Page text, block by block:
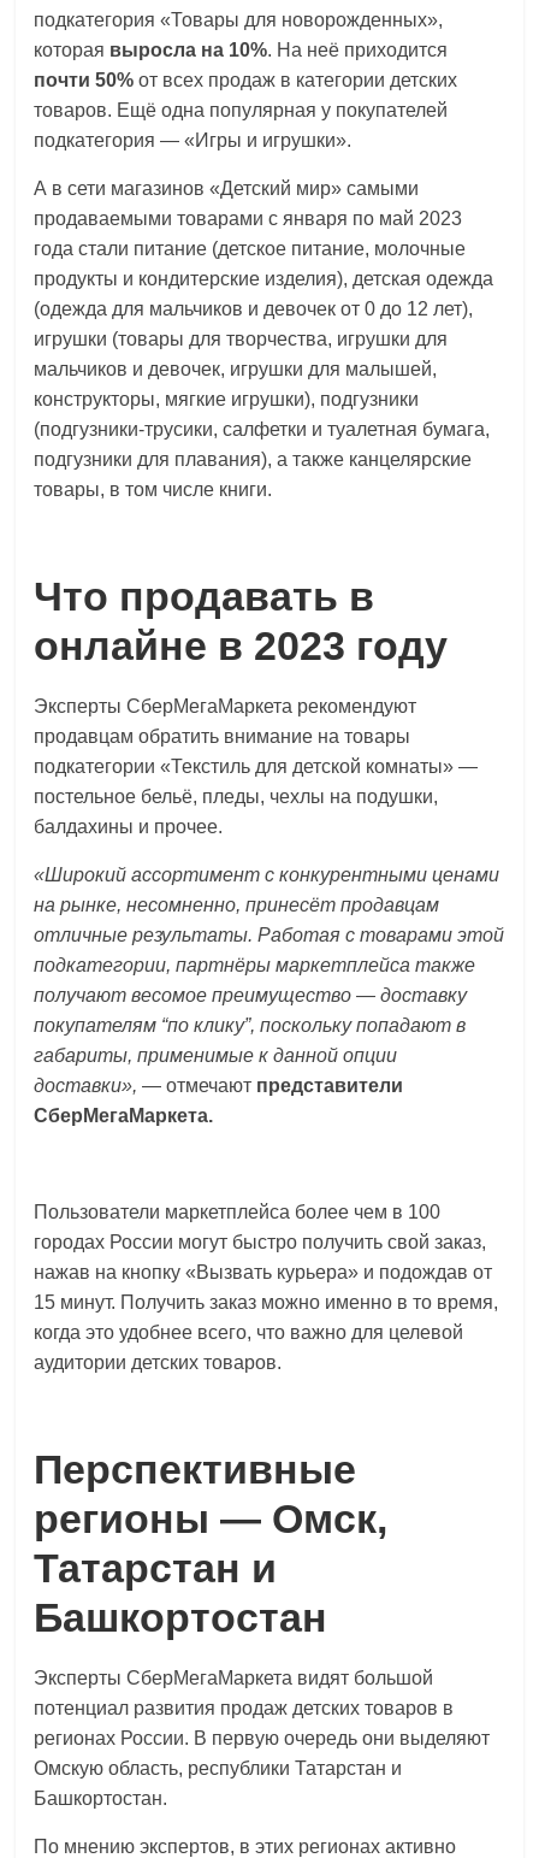
подкатегория «Товары для новорожденных»,
которая выросла на 10%. На неё приходится
почти 50% от всех продаж в категории детских
товаров. Ещё одна популярная у покупателей
подкатегория — «Игры и игрушки».
А в сети магазинов «Детский мир» самыми
продаваемыми товарами с января по май 2023
года стали питание (детское питание, молочные
продукты и кондитерские изделия), детская одежда
(одежда для мальчиков и девочек от 0 до 12 лет),
игрушки (товары для творчества, игрушки для
мальчиков и девочек, игрушки для малышей,
конструкторы, мягкие игрушки), подгузники
(подгузники-трусики, салфетки и туалетная бумага,
подгузники для плавания), а также канцелярские
товары, в том числе книги.
Что продавать в
онлайне в 2023 году
Эксперты СберМегаМаркета рекомендуют
продавцам обратить внимание на товары
подкатегории «Текстиль для детской комнаты» —
постельное бельё, пледы, чехлы на подушки,
балдахины и прочее.
«Широкий ассортимент с конкурентными ценами
на рынке, несомненно, принесёт продавцам
отличные результаты. Работая с товарами этой
подкатегории, партнёры маркетплейса также
получают весомое преимущество — доставку
покупателям “по клику”, поскольку попадают в
габариты, применимые к данной опции
доставки», — отмечают представители
СберМегаМаркета.
Пользователи маркетплейса более чем в 100
городах России могут быстро получить свой заказ,
нажав на кнопку «Вызвать курьера» и подождав от
15 минут. Получить заказ можно именно в то время,
когда это удобнее всего, что важно для целевой
аудитории детских товаров.
Перспективные
регионы — Омск,
Татарстан и
Башкортостан
Эксперты СберМегаМаркета видят большой
потенциал развития продаж детских товаров в
регионах России. В первую очередь они выделяют
Омскую область, республики Татарстан и
Башкортостан.
По мнению экспертов, в этих регионах активно